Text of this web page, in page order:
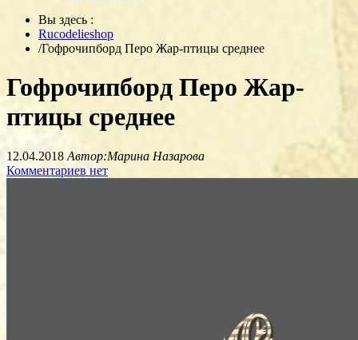
Вы здесь :
Rucodelieshop
/Гофрочипборд Перо Жар-птицы среднее
Гофрочипборд Перо Жар-
птицы среднее
12.04.2018 Автор:Марина Назарова
Комментариев нет